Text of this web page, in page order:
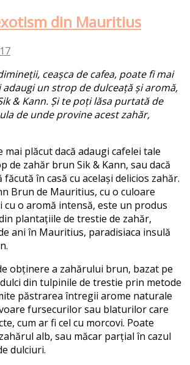
din Mauritius
ceașca de cafea, poate fi mai
adaugi un strop de dulceață și aromă,
& Kann. Și te poți lăsa purtată de
de unde provine acest zahăr,
mai plăcut dacă adaugi cafelei tale
de zahăr brun Sik & Kann, sau dacă
în casă cu același delicios zahăr.
Brun de Mauritius, cu o culoare
cu o aromă intensă, este un produs
plantațiile de trestie de zahăr,
ani în Mauritius, paradisiaca insulă
obținere a zahărului brun, bazat pe
din tulpinile de trestie prin metode
păstrarea întregii arome naturale
fursecurilor sau blaturilor care
cum ar fi cel cu morcovi. Poate
alb, sau măcar parțial în cazul
dulciuri.